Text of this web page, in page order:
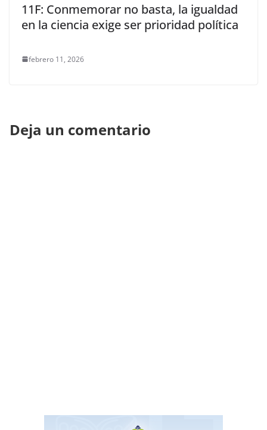
11F: Conmemorar no basta, la igualdad
en la ciencia exige ser prioridad política
febrero 11, 2026
Deja un comentario